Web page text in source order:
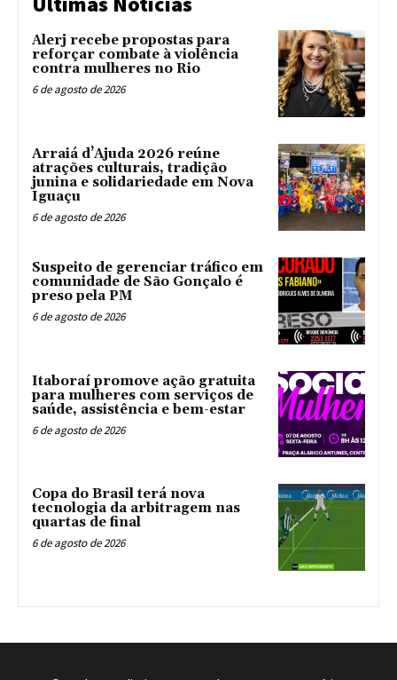
Alerj recebe propostas para
reforçar combate à violência
contra mulheres no Rio
6 de agosto de 2026
Arraiá d’Ajuda 2026 reúne
atrações culturais, tradição
junina e solidariedade em Nova
Iguaçu
6 de agosto de 2026
Suspeito de gerenciar tráfico em
comunidade de São Gonçalo é
preso pela PM
6 de agosto de 2026
Itaboraí promove ação gratuita
para mulheres com serviços de
saúde, assistência e bem-estar
6 de agosto de 2026
Copa do Brasil terá nova
tecnologia da arbitragem nas
quartas de final
6 de agosto de 2026